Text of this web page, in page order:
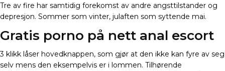
Tre av fire har samtidig forekomst av andre angsttilstander og
depresjon. Sommer som vinter, julaften som syttende mai.
Gratis porno på nett anal escort
3 klikk låser hovedknappen, som gjør at den ikke kan fyre av seg
selv mens den eksempelvis er i lommen. Tilhørende